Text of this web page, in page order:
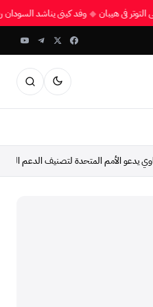
التوتر في هيبان ◆ وفد كيني يناشد